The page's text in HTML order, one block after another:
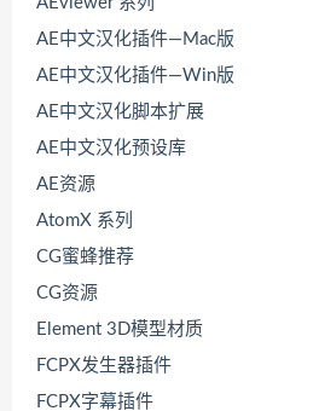
AE中文汉化插件—Mac版
AE中文汉化插件—Win版
AE中文汉化脚本扩展
AE中文汉化预设库
AE资源
AtomX 系列
CG蜜蜂推荐
CG资源
Element 3D模型材质
FCPX发生器插件
FCPX字幕插件